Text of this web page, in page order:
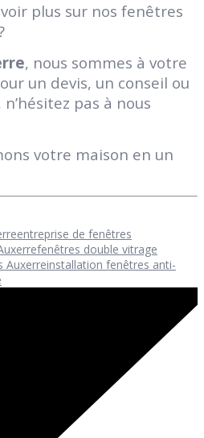
plus sur nos fenêtres
, nous sommes à votre
un devis, un conseil ou
pas à nous
votre maison en un
entreprise de fenêtres
fenêtres double vitrage
Auxerreinstallation fenêtres anti-